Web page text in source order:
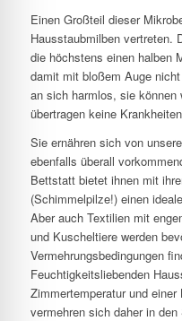
Einen Großteil dieser
Hausstaubmilben vertreten.
die höchstens einen halben
damit mit bloßem Auge
an sich harmlos, sie können
übertragen keine
Sie ernähren sich von
ebenfalls überall
Bettstatt bietet ihnen mit
(Schimmelpilze!) einen
Aber auch Textilien mit
und Kuscheltiere werden
Vermehrungsbedingungen
Feuchtigkeitsliebenden
Zimmertemperatur und
vermehren sich daher in